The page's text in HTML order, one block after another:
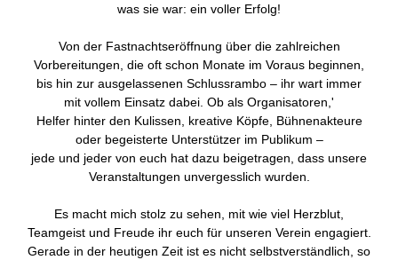
was sie war: ein voller Erfolg!
Von der Fastnachtseröffnung über die zahlreichen
Vorbereitungen, die oft schon Monate im Voraus beginnen,
bis hin zur ausgelassenen Schlussrambo – ihr wart immer
mit vollem Einsatz dabei. Ob als Organisatoren,'
Helfer hinter den Kulissen, kreative Köpfe, Bühnenakteure
oder begeisterte Unterstützer im Publikum –
jede und jeder von euch hat dazu beigetragen, dass unsere
Veranstaltungen unvergesslich wurden.
Es macht mich stolz zu sehen, mit wie viel Herzblut,
Teamgeist und Freude ihr euch für unseren Verein engagiert.
Gerade in der heutigen Zeit ist es nicht selbstverständlich, so